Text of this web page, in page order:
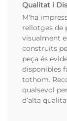
Qualitat i
M'ha
rellotges de
visualment
construïts
peça és
disponibles
tothom.
qualsevol
d’alta